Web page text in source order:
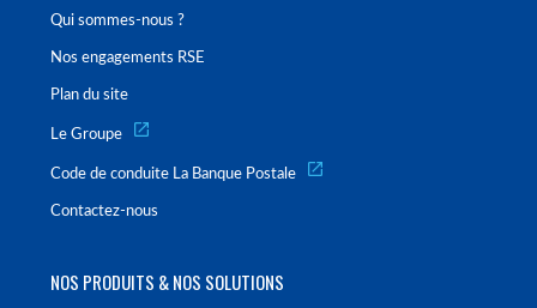
Qui sommes-nous ?
Nos engagements RSE
Plan du site
Le Groupe
Code de conduite La Banque Postale
Contactez-nous
NOS PRODUITS & NOS SOLUTIONS